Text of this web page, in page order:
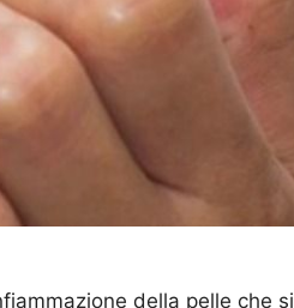
della pelle che si